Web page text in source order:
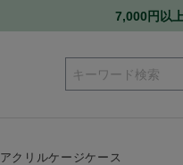
7,000円以
アクリルケージケース